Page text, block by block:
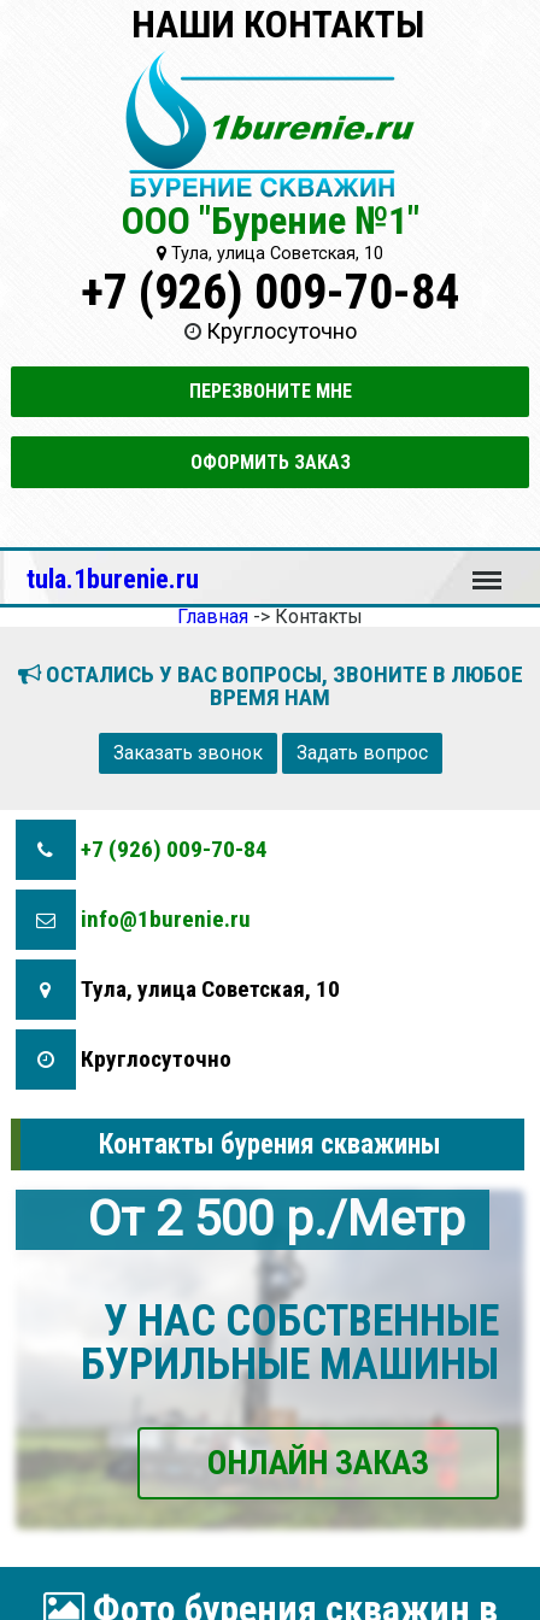
НАШИ КОНТАКТЫ
ООО "Бурение №1"
Тула, улица Советская, 10
+7 (926) 009-70-84
Круглосуточно
ПЕРЕЗВОНИТЕ МНЕ
ОФОРМИТЬ ЗАКАЗ
tula.1burenie.ru Меню
Главная -> Контакты
ОСТАЛИСЬ У ВАС ВОПРОСЫ, ЗВОНИТЕ В ЛЮБОЕ
ВРЕМЯ НАМ
Заказать звонок Задать вопрос
+7 (926) 009-70-84
info@1burenie.ru
Тула, улица Советская, 10
Круглосуточно
Контакты бурения скважины
От 2 500 р./Метр
У НАС СОБСТВЕННЫЕ
БУРИЛЬНЫЕ МАШИНЫ
ОНЛАЙН ЗАКАЗ
Фото бурения скважин в